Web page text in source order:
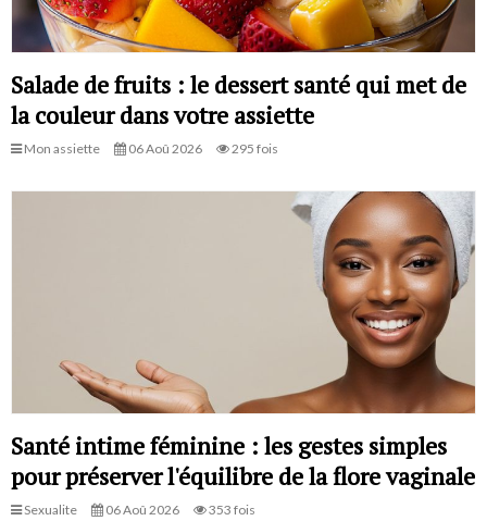
Salade de fruits : le dessert santé qui met de
la couleur dans votre assiette
Mon assiette 06 Aoû 2026 295 fois
Santé intime féminine : les gestes simples
pour préserver l'équilibre de la flore vaginale
Sexualite 06 Aoû 2026 353 fois